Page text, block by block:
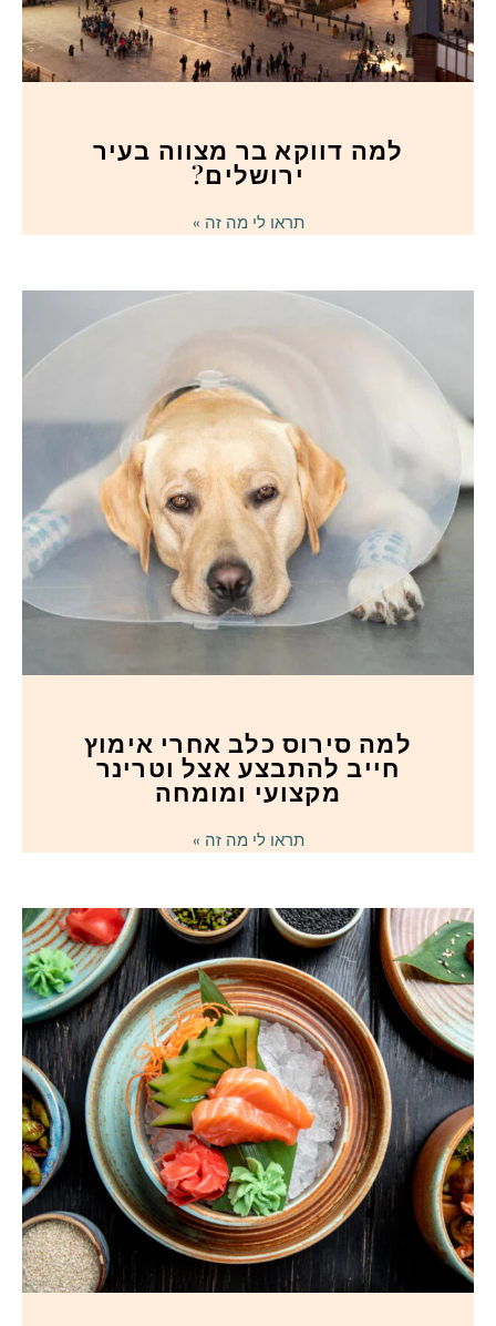
למה דווקא בר מצווה בעיר
ירושלים?
תראו לי מה זה »
למה סירוס כלב אחרי אימוץ
חייב להתבצע אצל וטרינר
מקצועי ומומחה
תראו לי מה זה »